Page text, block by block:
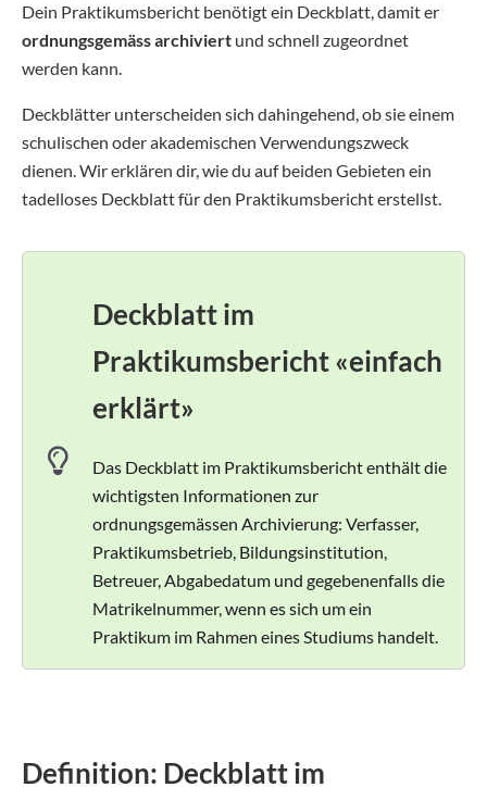
Dein Praktikumsbericht benötigt ein Deckblatt, damit er
ordnungsgemäss archiviert und schnell zugeordnet
werden kann.
Deckblätter unterscheiden sich dahingehend, ob sie einem
schulischen oder akademischen Verwendungszweck
dienen. Wir erklären dir, wie du auf beiden Gebieten ein
tadelloses Deckblatt für den Praktikumsbericht erstellst.
Deckblatt im
Praktikumsbericht «einfach
erklärt»
Das Deckblatt im Praktikumsbericht enthält die
wichtigsten Informationen zur
ordnungsgemässen Archivierung: Verfasser,
Praktikumsbetrieb, Bildungsinstitution,
Betreuer, Abgabedatum und gegebenenfalls die
Matrikelnummer, wenn es sich um ein
Praktikum im Rahmen eines Studiums handelt.
Definition: Deckblatt im